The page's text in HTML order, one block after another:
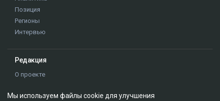
Мы используем файлы cookie для улучшения